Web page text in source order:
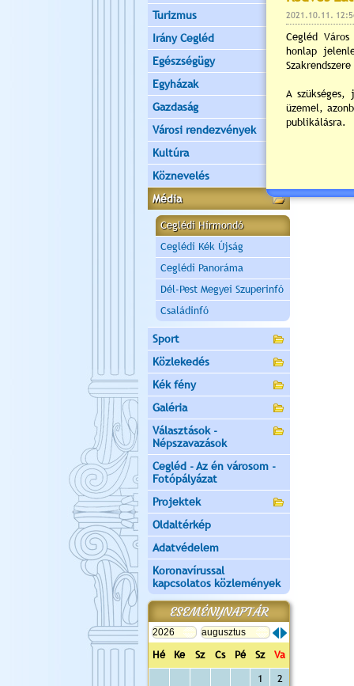
Turizmus
Irány Cegléd
Egészségügy
Egyházak
Gazdaság
Városi rendezvények
Kultúra
Köznevelés
Média
Ceglédi Hírmondó
Ceglédi Kék Újság
Ceglédi Panoráma
Dél-Pest Megyei Szuperinfó
Családinfó
Sport
Közlekedés
Kék fény
Galéria
Választások -
Népszavazások
Cegléd - Az én városom -
Fotópályázat
Projektek
Oldaltérkép
Adatvédelem
Koronavírussal
kapcsolatos közlemények
ESEMÉNYNAPTÁR
Hé Ke Sz Cs Pé Sz
Va
1
2